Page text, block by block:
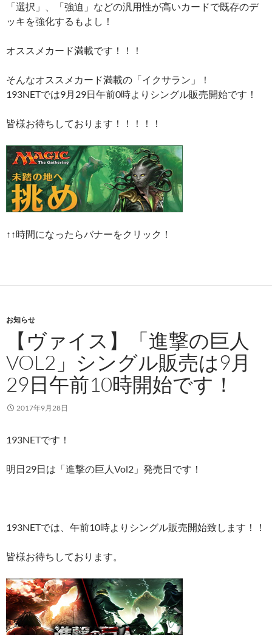
「選択」、「強迫」などの汎用性が高いカードで既存のデ
ッキを強化するもよし！
オススメカード満載です！！！
そんなオススメカード満載の「イクサラン」！
193NETでは9月29日午前0時よりシングル販売開始です！
皆様お待ちしております！！！！！
↑↑時間になったらバナーをクリック！
お知らせ
【ヴァイス】「進撃の巨人
VOL2」シングル販売は9月
29日午前10時開始です！
2017年9月28日
193NETです！
明日29日は「進撃の巨人Vol2」発売日です！
193NETでは、午前10時よりシングル販売開始致します！！
皆様お待ちしております。